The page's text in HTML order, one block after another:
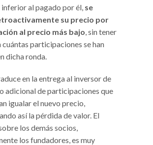
al pagado por él, se
su precio por
al precio más bajo, sin tener
cuántas participaciones se han
dicha ronda.
en la entrega al inversor de
adicional de participaciones que
igualar el nuevo precio,
así la pérdida de valor. El
los demás socios,
los fundadores, es muy